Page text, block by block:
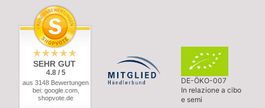
SEHR GUT
4.8 / 5
aus 3148 Bewertungen
bei: google.com,
shopvote.de
DE-ÖKO-007
In relazione a cibo
e semi